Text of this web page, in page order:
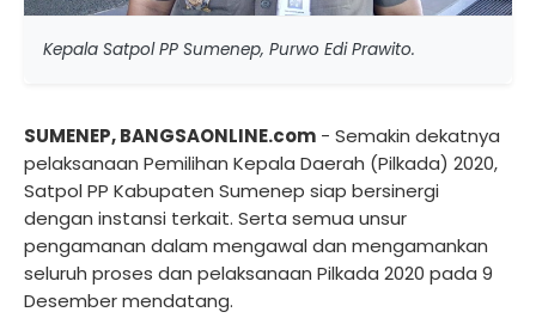
Kepala Satpol PP Sumenep, Purwo Edi Prawito.
SUMENEP, BANGSAONLINE.com - Semakin dekatnya
pelaksanaan Pemilihan Kepala Daerah (Pilkada) 2020,
Satpol PP Kabupaten Sumenep siap bersinergi
dengan instansi terkait. Serta semua unsur
pengamanan dalam mengawal dan mengamankan
seluruh proses dan pelaksanaan Pilkada 2020 pada 9
Desember mendatang.